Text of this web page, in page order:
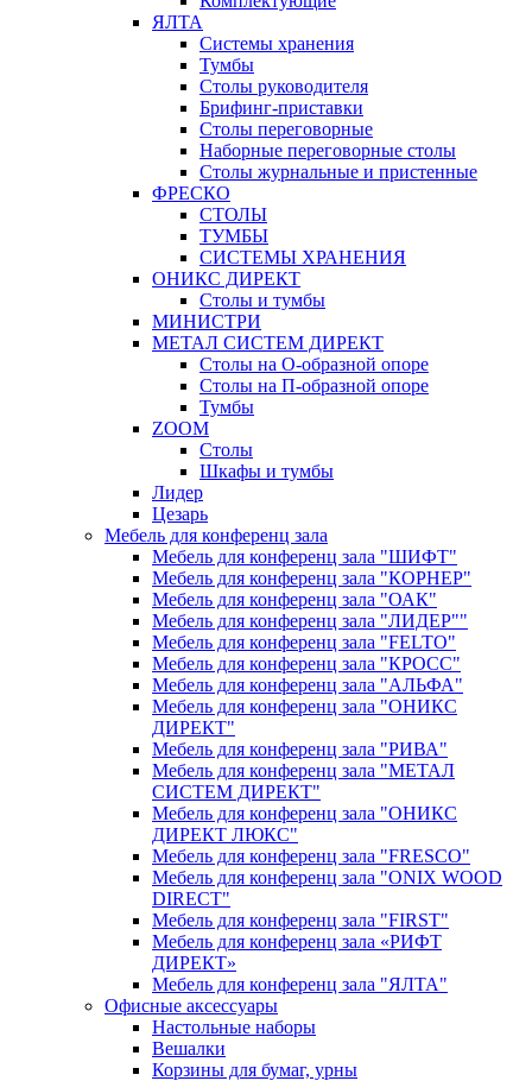
ЯЛТА
Системы хранения
Тумбы
Столы руководителя
Брифинг-приставки
Столы переговорные
Наборные переговорные столы
Столы журнальные и пристенные
ФРЕСКО
СТОЛЫ
ТУМБЫ
СИСТЕМЫ ХРАНЕНИЯ
ОНИКС ДИРЕКТ
Столы и тумбы
МИНИСТРИ
МЕТАЛ СИСТЕМ ДИРЕКТ
Столы на О-образной опоре
Столы на П-образной опоре
Тумбы
ZOOM
Столы
Шкафы и тумбы
Лидер
Цезарь
Мебель для конференц зала
Мебель для конференц зала "ШИФТ"
Мебель для конференц зала "КОРНЕР"
Мебель для конференц зала "ОАК"
Мебель для конференц зала "ЛИДЕР""
Мебель для конференц зала "FELTO"
Мебель для конференц зала "КРОСС"
Мебель для конференц зала "АЛЬФА"
Мебель для конференц зала "ОНИКС
ДИРЕКТ"
Мебель для конференц зала "РИВА"
Мебель для конференц зала "МЕТАЛ
СИСТЕМ ДИРЕКТ"
Мебель для конференц зала "ОНИКС
ДИРЕКТ ЛЮКС"
Мебель для конференц зала "FRESCO"
Мебель для конференц зала "ONIX WOOD
DIRECT"
Мебель для конференц зала "FIRST"
Мебель для конференц зала «РИФТ
ДИРЕКТ»
Мебель для конференц зала "ЯЛТА"
Офисные аксессуары
Настольные наборы
Вешалки
Корзины для бумаг, урны